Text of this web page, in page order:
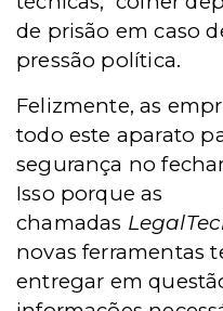
de prisão em caso
pressão política.
Felizmente, as
todo este aparato
segurança no
Isso porque as
chamadas
novas ferramentas
entregar em